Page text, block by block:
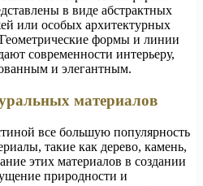
в виде абстрактных
или особых архитектурных
формы и линии
современности интерьеру,
и элегантным.
материалов
все большую популярность
такие как дерево, камень,
этих материалов в создании
природности и